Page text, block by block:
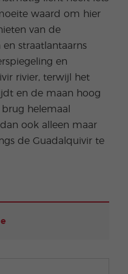
waard om hier
van de
straatlantaarns
en
rivier, terwijl het
en de maan hoog
helemaal
ook alleen maar
de Guadalquivir te